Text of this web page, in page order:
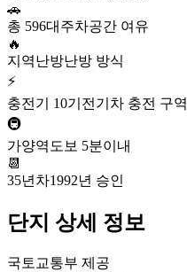
🚗
총 596대 주차공간 여유
🔥
지역난방난방 방식
⚡
충전기 10기 전기차 충전 구역
🚇
가양역 도보 5분이내
📆
35년차1992년 승인
단지 상세 정보
국토교통부 제공